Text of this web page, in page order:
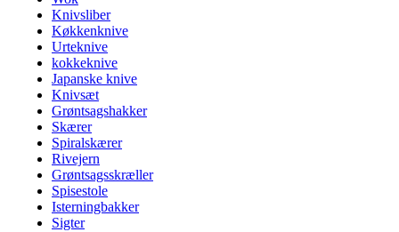
Knivsliber
Køkkenknive
Urteknive
kokkeknive
Japanske knive
Knivsæt
Grøntsagshakker
Skærer
Spiralskærer
Rivejern
Grøntsagsskræller
Spisestole
Isterningbakker
Sigter